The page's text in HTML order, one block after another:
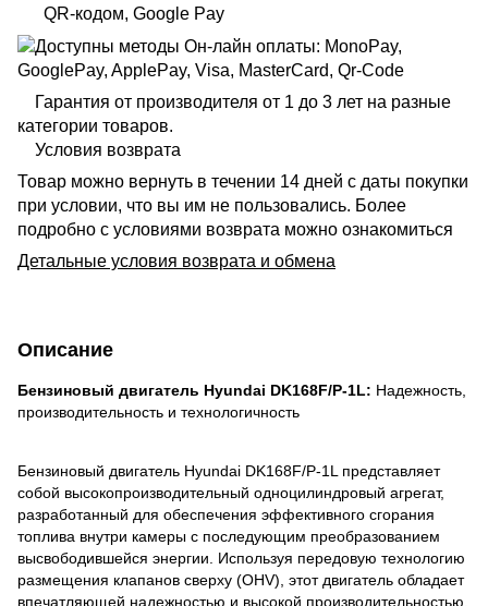
QR-кодом, Google Pay
Гарантия от производителя от 1 до 3 лет на разные
категории товаров.
Условия возврата
Товар можно вернуть в течении 14 дней с даты покупки
при условии, что вы им не пользовались. Более
подробно с условиями возврата можно ознакомиться
Детальные условия возврата и обмена
Описание
Бензиновый двигатель Hyundai DK168F/P-1L: Надежность,
производительность и технологичность
Бензиновый двигатель Hyundai DK168F/P-1L представляет
собой высокопроизводительный одноцилиндровый агрегат,
разработанный для обеспечения эффективного сгорания
топлива внутри камеры с последующим преобразованием
высвободившейся энергии. Используя передовую технологию
размещения клапанов сверху (OHV), этот двигатель обладает
впечатляющей надежностью и высокой производительностью.